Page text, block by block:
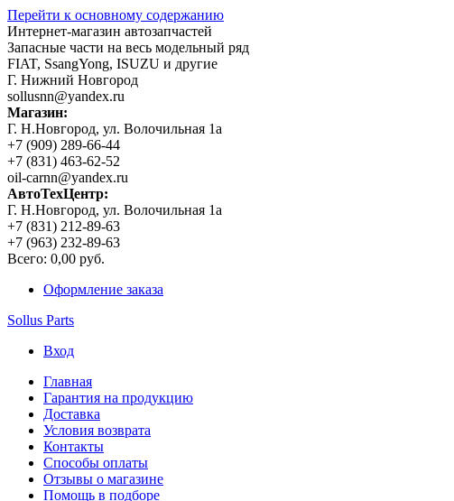
Перейти к основному содержанию
Интернет-магазин автозапчастей
Запасные части на весь модельный ряд
FIAT, SsangYong, ISUZU и другие
Г. Нижний Новгород
sollusnn@yandex.ru
Магазин:
Г. Н.Новгород, ул. Волочильная 1а
+7 (909) 289-66-44
+7 (831) 463-62-52
oil-carnn@yandex.ru
АвтоТехЦентр:
Г. Н.Новгород, ул. Волочильная 1а
+7 (831) 212-89-63
+7 (963) 232-89-63
Всего: 0,00 руб.
Оформление заказа
Sollus Parts
Вход
Главная
Гарантия на продукцию
Доставка
Условия возврата
Контакты
Способы оплаты
Отзывы о магазине
Помощь в подборе